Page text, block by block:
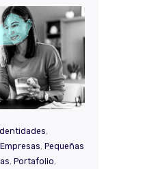
,
, Pequeñas
, Portafolio,